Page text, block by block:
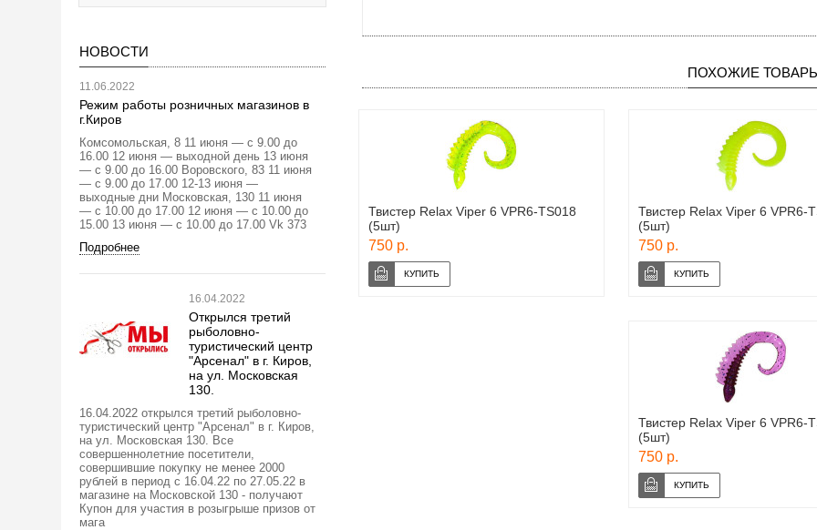
НОВОСТИ
11.06.2022
Режим работы розничных магазинов в
г.Киров
Комсомольская, 8 11 июня — с 9.00 до
16.00 12 июня — выходной день 13 июня
— с 9.00 до 16.00 Воровского, 83 11 июня
— с 9.00 до 17.00 12-13 июня —
выходные дни Московская, 130 11 июня
— с 10.00 до 17.00 12 июня — с 10.00 до
15.00 13 июня — с 10.00 до 17.00 Vk 373
Подробнее
16.04.2022
Открылся третий
рыболовно-
туристический центр
"Арсенал" в г. Киров,
на ул. Московская
130.
16.04.2022 открылся третий рыболовно-
туристический центр "Арсенал" в г. Киров,
на ул. Московская 130. Все
совершеннолетние посетители,
совершившие покупку не менее 2000
рублей в период с 16.04.22 по 27.05.22 в
магазине на Московской 130 - получают
Купон для участия в розыгрыше призов от
мага
ПОХОЖИЕ
Твистер Relax Viper 6 VPR6-TS018
(5шт)
750 р.
Твистер Relax Viper 6 VPR6-
(5шт)
750 р.
Твистер Relax Viper 6 VPR6-
(5шт)
750 р.